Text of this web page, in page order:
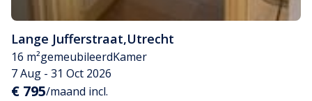
Lange Jufferstraat,Utrecht
16 m²gemeubileerdKamer
7 Aug - 31 Oct 2026
€ 795/maand incl.